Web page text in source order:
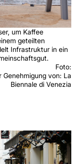
um Kaffee
geteilten
Infrastruktur in ein
Foto:
von: La
Biennale di Venezia